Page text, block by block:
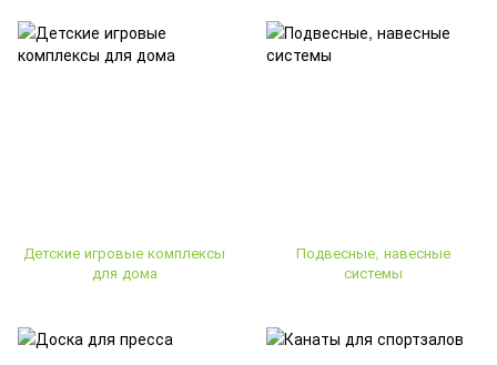
Детские игровые комплексы
для дома
Подвесные, навесные
системы